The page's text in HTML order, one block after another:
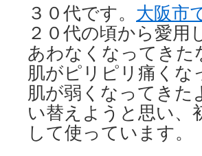
３０代です。 大阪市
２０代の頃から愛
あわなくなってき
肌がピリピリ痛くな
肌が弱くなってきた
い替えようと思い、
して使っています。